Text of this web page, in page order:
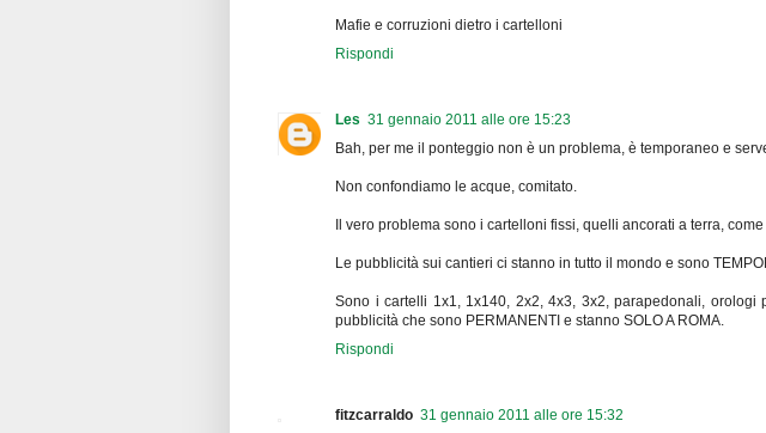
Mafie e corruzioni dietro i cartelloni
Rispondi
Les 31 gennaio 2011 alle ore 15:23
Bah, per me il ponteggio non è un problema, è temporaneo e
Non confondiamo le acque, comitato.
Il vero problema sono i cartelloni fissi, quelli ancorati a terra,
Le pubblicità sui cantieri ci stanno in tutto il mondo e sono
Sono i cartelli 1x1, 1x140, 2x2, 4x3, 3x2, parapedonali, orologi
pubblicità che sono PERMANENTI e stanno SOLO A ROMA.
Rispondi
fitzcarraldo 31 gennaio 2011 alle ore 15:32